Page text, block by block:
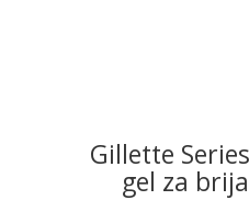
READ
Gillette
gel za